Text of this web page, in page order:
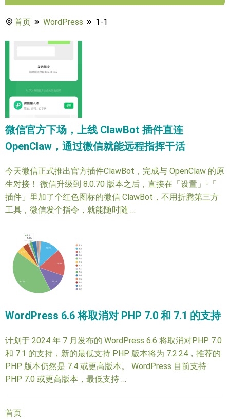
首页 WordPress 1-1
微信官方下场，上线 ClawBot 插件直连
OpenClaw，通过微信就能远程指挥干活
今天微信正式推出官方插件ClawBot，完成与 OpenClaw 的原
生对接！ 微信升级到 8.0.70 版本之后，直接在「设置」-「
插件」里加了个红色图标的微信 ClawBot，不用折腾第三方
工具，微信发个指令，就能随时随 …
WordPress 6.6 将取消对 PHP 7.0 和 7.1 的支持
计划于 2024 年 7 月发布的 WordPress 6.6 将取消对PHP 7.0
和 7.1 的支持，新的最低支持 PHP 版本将为 7.2.24，推荐的
PHP 版本仍然是 7.4 或更高版本。 WordPress 目前支持
PHP 7.0 或更高版本，最低支持 …
首页